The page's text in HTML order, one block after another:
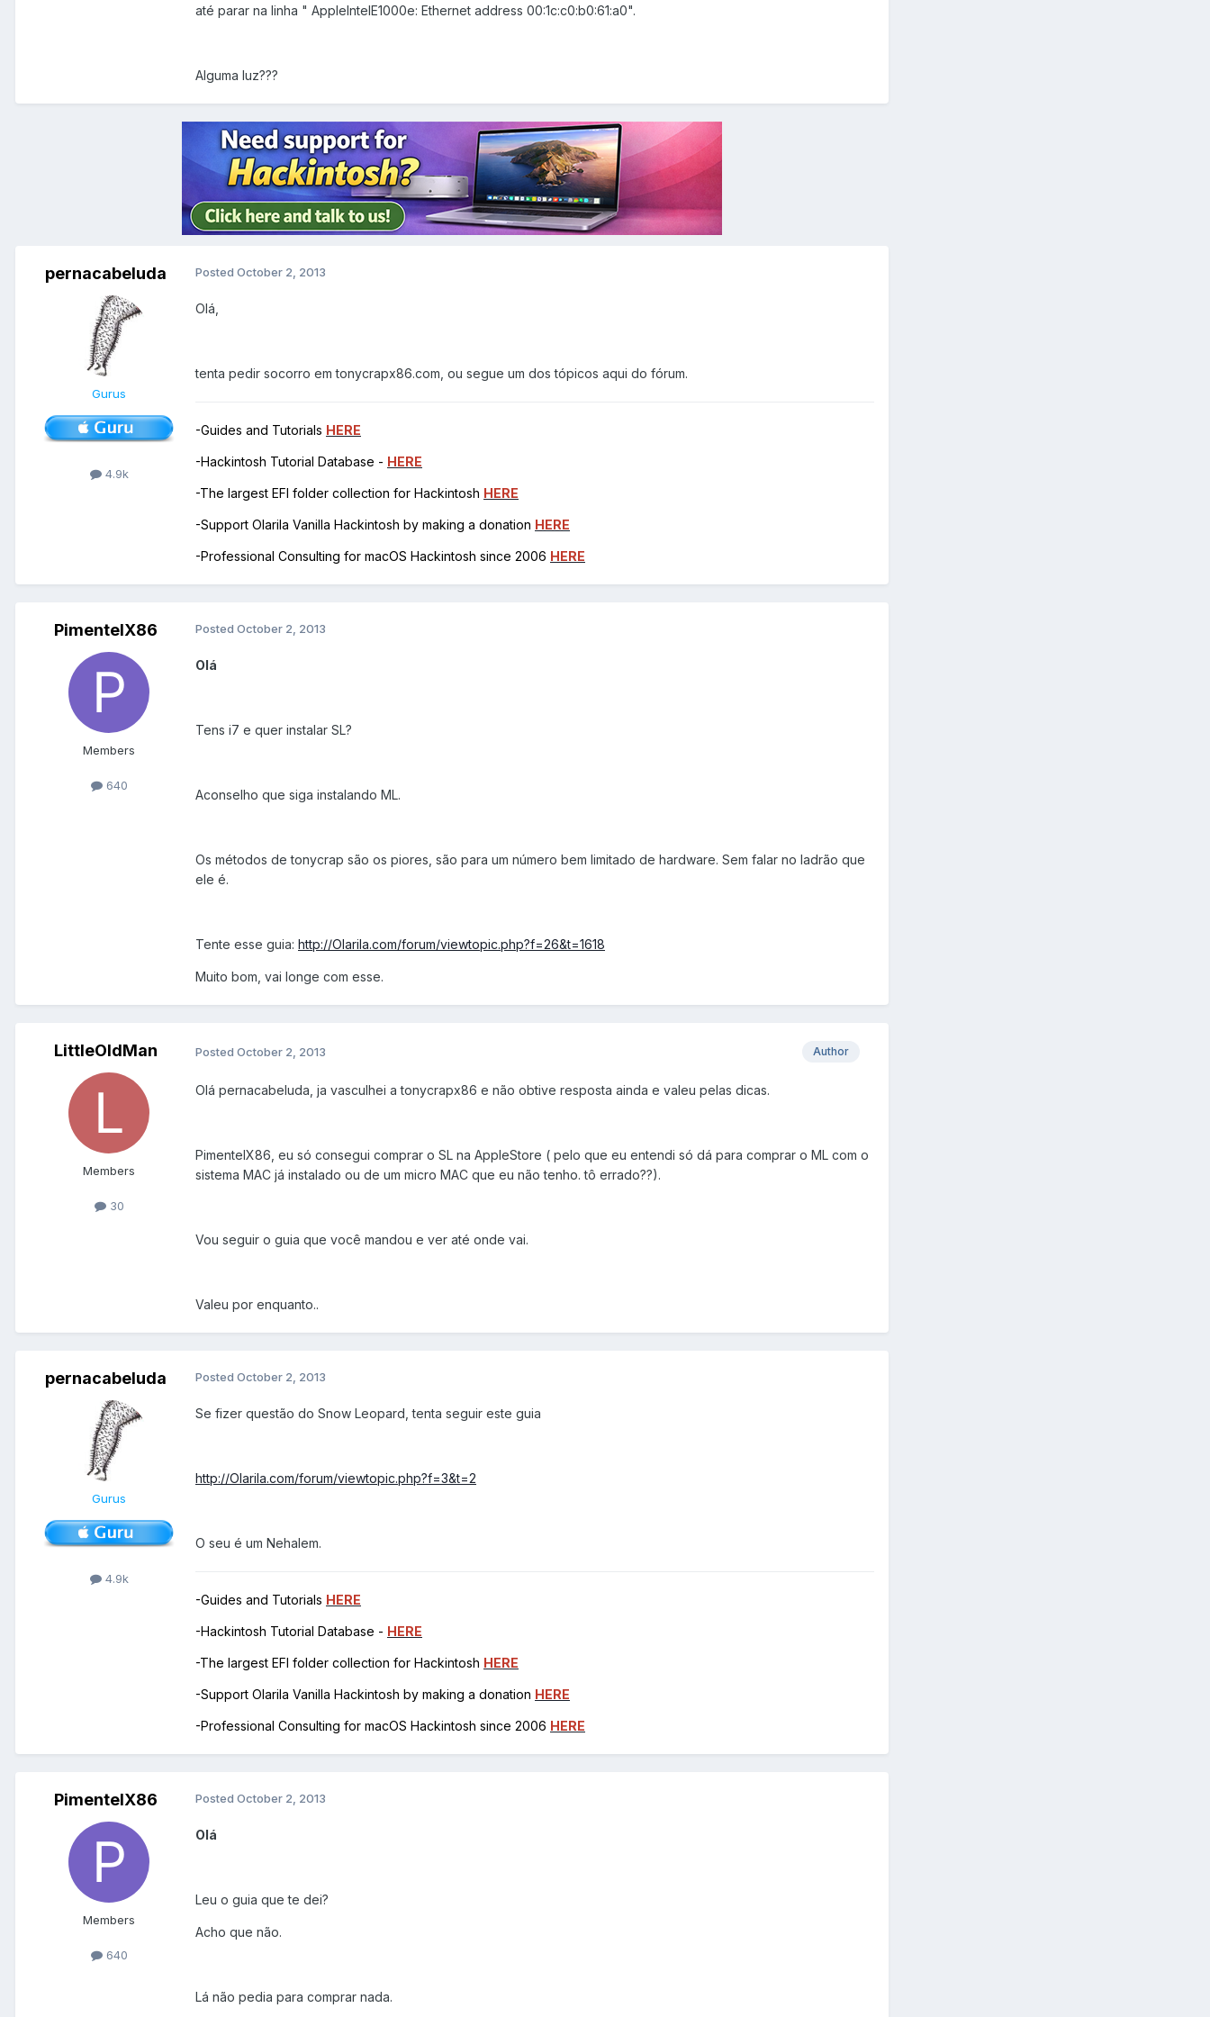
até parar na linha " AppleIntelE1000e: Ethernet address 00:1c:c0:b0:61:a0".
Alguma luz???
pernacabeluda
Gurus
4.9k
Posted October 2, 2013
Olá,
tenta pedir socorro em tonycrapx86.com, ou segue um dos tópicos aqui do fórum.
-Guides and Tutorials HERE
-Hackintosh Tutorial Database - HERE
-The largest EFI folder collection for Hackintosh HERE
-Support Olarila Vanilla Hackintosh by making a donation HERE
-Professional Consulting for macOS Hackintosh since 2006 HERE
PimentelX86
Members
640
Posted October 2, 2013
Olá
Tens i7 e quer instalar SL?
Aconselho que siga instalando ML.
Os métodos de tonycrap são os piores, são para um número bem limitado de hardware. Sem falar no ladrão que
ele é.
Tente esse guia: http://Olarila.com/forum/viewtopic.php?f=26&t=1618
Muito bom, vai longe com esse.
LittleOldMan
Members
30
Author
Posted October 2, 2013
Olá pernacabeluda, ja vasculhei a tonycrapx86 e não obtive resposta ainda e valeu pelas dicas.
PimentelX86, eu só consegui comprar o SL na AppleStore ( pelo que eu entendi só dá para comprar o ML com o
sistema MAC já instalado ou de um micro MAC que eu não tenho. tô errado??).
Vou seguir o guia que você mandou e ver até onde vai.
Valeu por enquanto..
pernacabeluda
Gurus
4.9k
Posted October 2, 2013
Se fizer questão do Snow Leopard, tenta seguir este guia
http://Olarila.com/forum/viewtopic.php?f=3&t=2
O seu é um Nehalem.
-Guides and Tutorials HERE
-Hackintosh Tutorial Database - HERE
-The largest EFI folder collection for Hackintosh HERE
-Support Olarila Vanilla Hackintosh by making a donation HERE
-Professional Consulting for macOS Hackintosh since 2006 HERE
PimentelX86
Members
640
Posted October 2, 2013
Olá
Leu o guia que te dei?
Acho que não.
Lá não pedia para comprar nada.